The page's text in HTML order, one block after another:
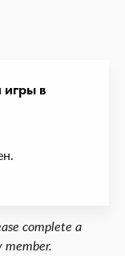
игры в
complete a
member.